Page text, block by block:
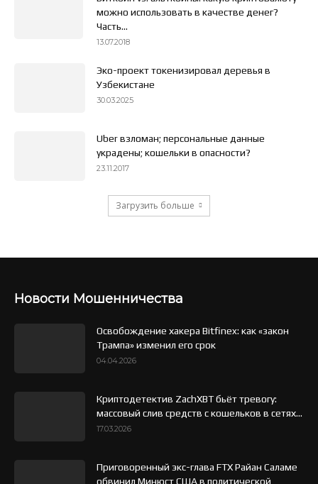
можно использовать в качестве денег?
Часть...
13.07.2018
Эко-проект токенизировал деревья в
Узбекистане
30.03.2025
Uber взломан; персональные данные
украдены; кошельки в опасности?
23.11.2017
Загрузить больше
Новости Мошенничества
Освобождение хакера Bitfinex: как «закон
Трампа» изменил его срок
04.04.2026
Криптодетектив ZachXBT бьёт тревогу:
массовый слив средств с кошельков в сетях...
17.03.2026
Приговоренный экс-глава FTX Райан Саламе
обвинил Минюст США в политической